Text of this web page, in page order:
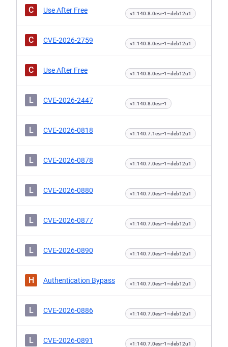
C Use After Free <1:140.8.0esr-1~deb12u1
C CVE-2026-2759 <1:140.8.0esr-1~deb12u1
C Use After Free <1:140.8.0esr-1~deb12u1
L CVE-2026-2447 <1:140.8.0esr-1
L CVE-2026-0818 <1:140.7.1esr-1~deb12u1
L CVE-2026-0878 <1:140.7.0esr-1~deb12u1
L CVE-2026-0880 <1:140.7.0esr-1~deb12u1
L CVE-2026-0877 <1:140.7.0esr-1~deb12u1
L CVE-2026-0890 <1:140.7.0esr-1~deb12u1
H Authentication Bypass <1:140.7.0esr-1~deb12u1
L CVE-2026-0886 <1:140.7.0esr-1~deb12u1
L CVE-2026-0891 <1:140.7.0esr-1~deb12u1